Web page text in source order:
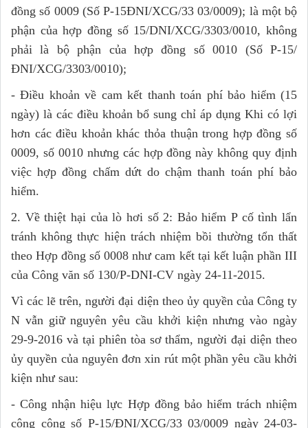
đồng số 0009 (Số P-15ĐNI/XCG/33 03/0009); là một bộ
phận của hợp đồng số 15/DNI/XCG/3303/0010, không
phải là bộ phận của hợp đồng số 0010 (Số P-15/
ĐNI/XCG/3303/0010);
- Điều khoản về cam kết thanh toán phí bảo hiểm (15
ngày) là các điều khoản bổ sung chỉ áp dụng Khi có lợi
hơn các điều khoản khác thỏa thuận trong hợp đồng số
0009, số 0010 nhưng các hợp đồng này không quy định
việc hợp đồng chấm dứt do chậm thanh toán phí bảo
hiểm.
2. Về thiệt hại của lò hơi số 2: Bảo hiểm P cố tình lẩn
tránh không thực hiện trách nhiệm bồi thường tổn thất
theo Hợp đồng số 0008 như cam kết tại kết luận phần III
của Công văn số 130/P-DNI-CV ngày 24-11-2015.
Vì các lẽ trên, người đại diện theo ủy quyền của Công ty
N vẫn giữ nguyên yêu cầu khởi kiện nhưng vào ngày
29-9-2016 và tại phiên tòa sơ thẩm, người đại diện theo
ủy quyền của nguyên đơn xin rút một phần yêu cầu khởi
kiện như sau:
- Công nhận hiệu lực Hợp đồng bảo hiểm trách nhiệm
công cộng số P-15/ĐNI/XCG/33 03/0009 ngày 24-03-